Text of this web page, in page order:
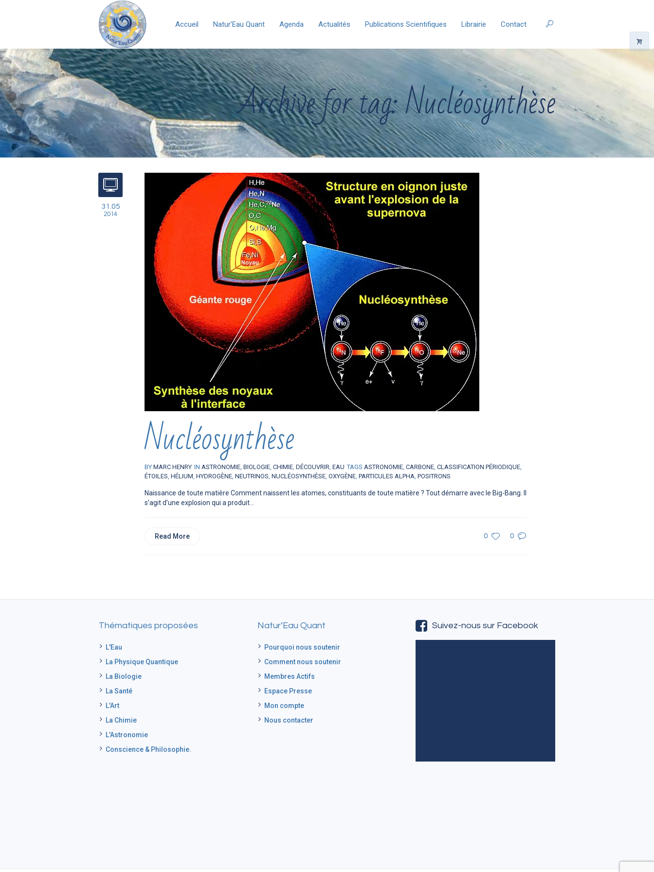
Accueil Natur’Eau Quant Agenda Actualités Publications Scientifiques Librairie Contact
Archive for tag: Nucléosynthèse
31.05
2014
Nucléosynthèse
BY MARC HENRY IN ASTRONOMIE, BIOLOGIE, CHIMIE, DÉCOUVRIR, EAU TAGS ASTRONOMIE, CARBONE, CLASSIFICATION PÉRIODIQUE,
ÉTOILES, HÉLIUM, HYDROGÈNE, NEUTRINOS, NUCLÉOSYNTHÈSE, OXYGÈNE, PARTICULES ALPHA, POSITRONS
Naissance de toute matière Comment naissent les atomes, constituants de toute matière ? Tout démarre avec le Big-Bang. Il
s’agit d’une explosion qui a produit...
0 0
Read More
Thématiques proposées
L'Eau
La Physique Quantique
La Biologie
La Santé
L'Art
La Chimie
L'Astronomie
Conscience & Philosophie.
Natur’Eau Quant
Pourquoi nous soutenir
Comment nous soutenir
Membres Actifs
Espace Presse
Mon compte
Nous contacter
Suivez-nous sur Facebook